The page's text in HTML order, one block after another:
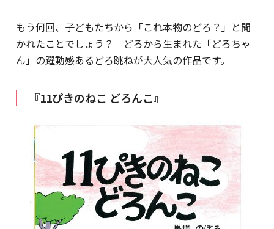
もう何回、子どもたちから「これ本物のどろ？」と聞
かれたことでしょう？ どろから生まれた「どろちゃ
ん」の躍動感あるどろ跳ねが大人気の作品です。
『11ぴきのねこ どろんこ』